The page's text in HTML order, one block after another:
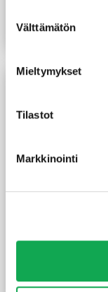
valinta
Välttämätön
Mieltymykset
Tilastot
Markkinointi
16x585x2800 mm